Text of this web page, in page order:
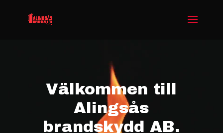
Välkommen till
Alingsås
brandskydd AB.